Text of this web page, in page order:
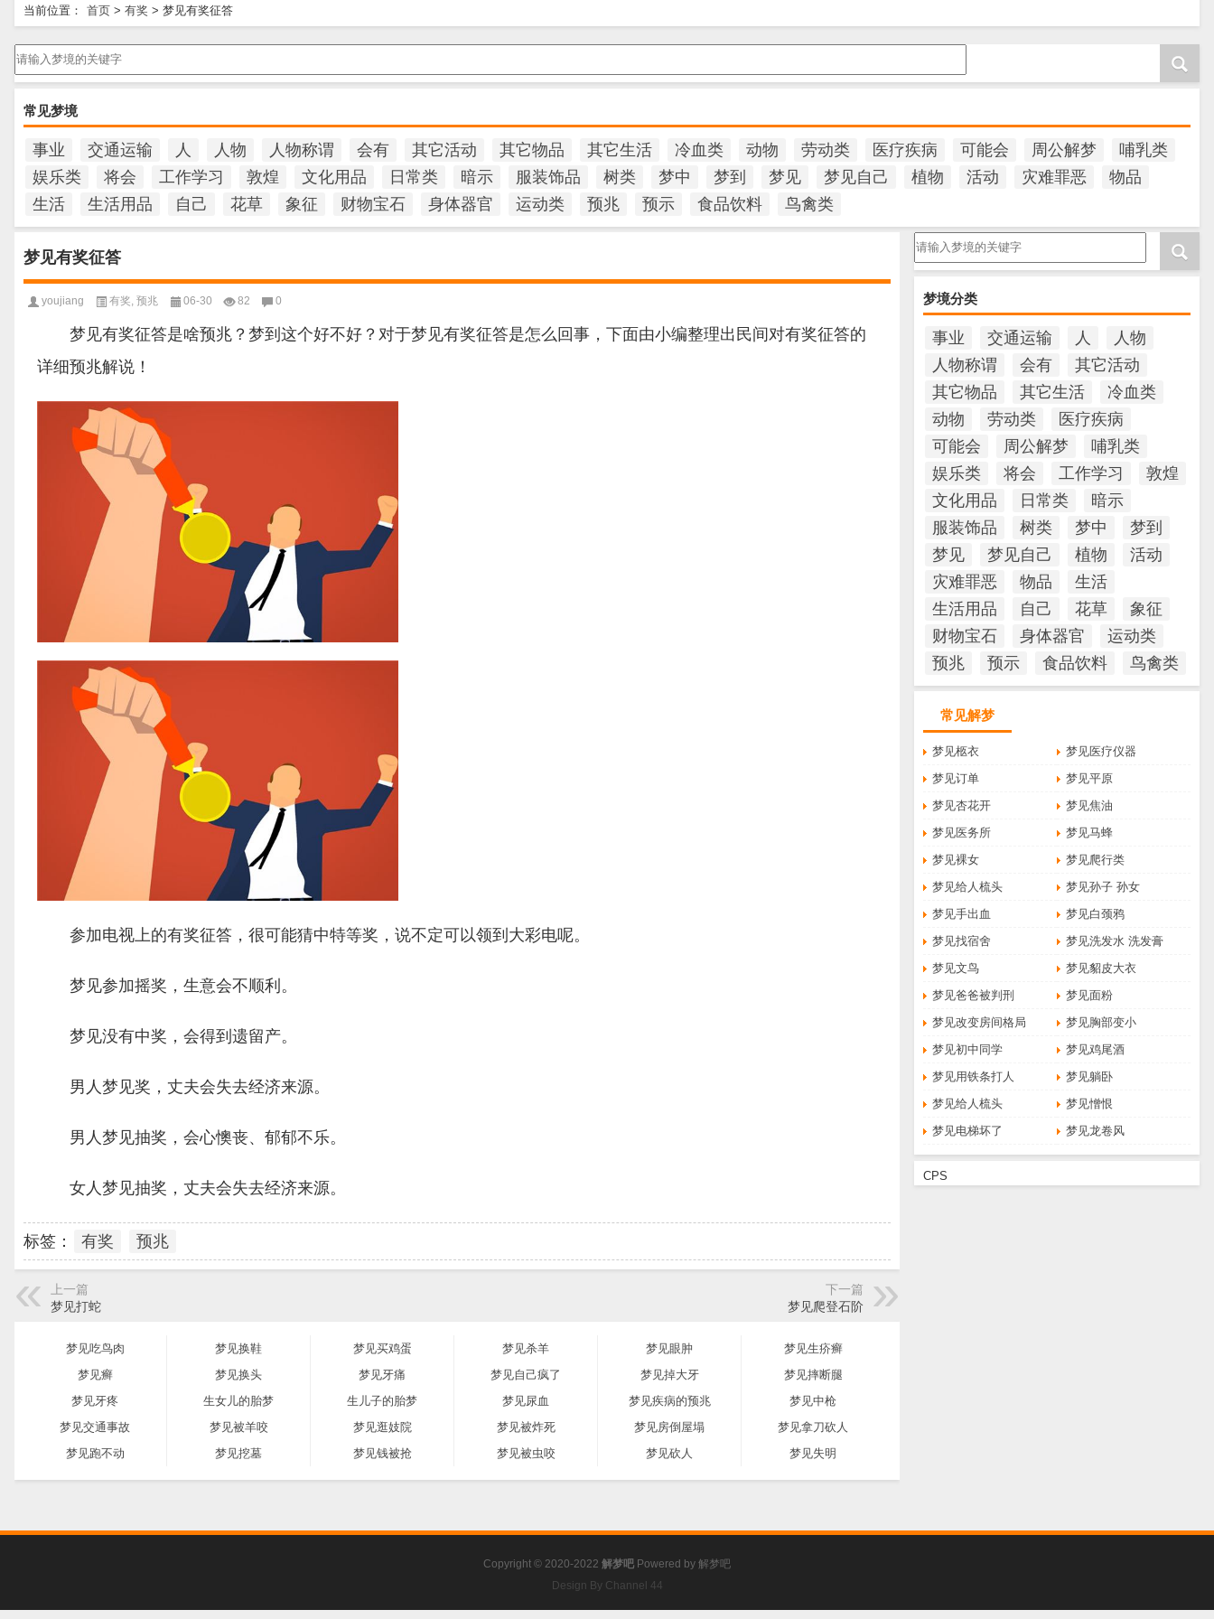
当前位置： 首页 > 有奖 > 梦见有奖征答
请输入梦境的关键字
常见梦境
事业 交通运输 人 人物 人物称谓 会有 其它活动 其它物品 其它生活 冷血类 动物 劳动类 医疗疾病 可能会 周公解梦
哺乳类
娱乐类
将会 工作学习 敦煌 文化用品 日常类 暗示 服装饰品 树类 梦中 梦到 梦见 梦见自己 植物 活动 灾难罪恶
物品
生活
生活用品 自己 花草 象征 财物宝石 身体器官 运动类 预兆 预示 食品饮料 鸟禽类
请输入梦境的关键字
梦境分类
事业 交通运输 人
人物
人物称谓
会有
其它活动
其它物品
其它生活
冷血类
动物
劳动类
医疗疾病
可能会
周公解梦
哺乳类
娱乐类
将会 工作学习
敦煌
文化用品
日常类
暗示
服装饰品
树类 梦中
梦到
梦见
梦见自己 植物
活动
灾难罪恶
物品
生活
生活用品
自己 花草
象征
财物宝石
身体器官
运动类
预兆
预示 食品饮料 鸟禽类
常见解梦
梦见柩衣
梦见医疗仪器
梦见订单
梦见平原
梦见杏花开
梦见焦油
梦见医务所
梦见马蜂
梦见裸女
梦见爬行类
梦见给人梳头
梦见孙子 孙女
梦见手出血
梦见白颈鸦
梦见找宿舍
梦见洗发水 洗发膏
梦见文鸟
梦见貂皮大衣
梦见爸爸被判刑
梦见面粉
梦见改变房间格局
梦见胸部变小
梦见初中同学
梦见鸡尾酒
梦见用铁条打人
梦见躺卧
梦见给人梳头
梦见憎恨
梦见电梯坏了
梦见龙卷风
CPS
梦见有奖征答
youjiang 有奖, 预兆 06-30 82 0
梦见有奖征答是啥预兆？梦到这个好不好？对于梦见有奖征答是怎么回事，下面由小编整理出民间对有奖征答的
详细预兆解说！
参加电视上的有奖征答，很可能猜中特等奖，说不定可以领到大彩电呢。
梦见参加摇奖，生意会不顺利。
梦见没有中奖，会得到遗留产。
男人梦见奖，丈夫会失去经济来源。
男人梦见抽奖，会心懊丧、郁郁不乐。
女人梦见抽奖，丈夫会失去经济来源。
标签： 有奖 预兆
上一篇
梦见打蛇
下一篇
梦见爬登石阶
梦见吃鸟肉 梦见换鞋 梦见买鸡蛋 梦见杀羊 梦见眼肿
梦见生疥癣
梦见癣
梦见换头 梦见牙痛 梦见自己疯了 梦见掉大牙
梦见摔断腿
梦见牙疼
生女儿的胎梦 生儿子的胎梦 梦见尿血 梦见疾病的预兆
梦见中枪
梦见交通事故
梦见被羊咬 梦见逛妓院 梦见被炸死 梦见房倒屋塌
梦见拿刀砍人
梦见跑不动
梦见挖墓 梦见钱被抢 梦见被虫咬 梦见砍人 梦见失明
Copyright © 2020-2022 解梦吧 Powered by 解梦吧
Design By Channel 44